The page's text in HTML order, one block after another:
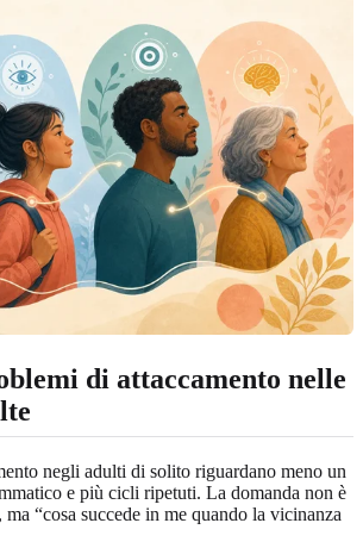
di attaccamento nelle
negli adulti di solito riguardano meno un
e più cicli ripetuti. La domanda non è
ma “cosa succede in me quando la vicinanza